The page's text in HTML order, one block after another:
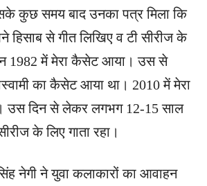
कुछ समय बाद उनका पत्र मिला कि
से गीत लिखिए व टी सीरीज के
1982 में मेरा कैसेट आया। उस से
का कैसेट आया था। 2010 में मेरा
उस दिन से लेकर लगभग 12-15 साल
के लिए गाता रहा।
नेगी ने युवा कलाकारों का आवाहन